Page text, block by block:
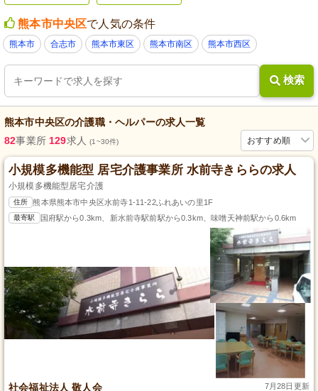
熊本市中央区で人気の条件
熊本市 合志市 熊本市東区 熊本市南区 熊本市西区
検索
熊本市中央区の介護職・ヘルパーの求人一覧
おすすめ順
82事業所 129求人(1~30件)
小規模多機能型 居宅介護事業所 水前寺きららの求人
小規模多機能型居宅介護
住所 熊本県熊本市中央区水前寺1-11-22ふれあいの里1F
最寄駅 国府駅から0.3km、新水前寺駅前駅から0.3km、味噌天神前駅から0.6km
社会福祉法人 敬人会 7月28日更新